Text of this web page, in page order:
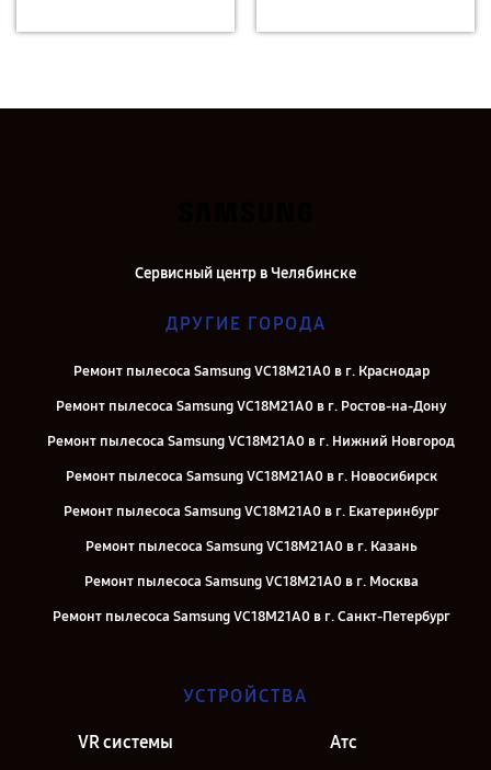
Сервисный центр в Челябинске
ДРУГИЕ ГОРОДА
Ремонт пылесоса Samsung VC18M21A0 в г. Краснодар
Ремонт пылесоса Samsung VC18M21A0 в г. Ростов-на-Дону
Ремонт пылесоса Samsung VC18M21A0 в г. Нижний Новгород
Ремонт пылесоса Samsung VC18M21A0 в г. Новосибирск
Ремонт пылесоса Samsung VC18M21A0 в г. Екатеринбург
Ремонт пылесоса Samsung VC18M21A0 в г. Казань
Ремонт пылесоса Samsung VC18M21A0 в г. Москва
Ремонт пылесоса Samsung VC18M21A0 в г. Санкт-Петербург
УСТРОЙСТВА
VR системы Атс